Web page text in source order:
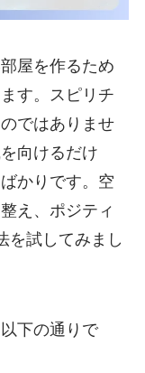
屋を作るため
す。スピリチ
ではありませ
向けるだけ
かりです。空
え、ポジティ
を試してみまし
下の通りで